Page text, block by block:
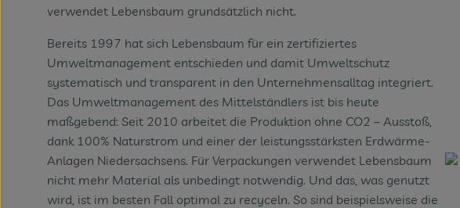
verwendet Lebensbaum grundsätzlich nicht.
Bereits 1997 hat sich Lebensbaum für ein zertifiziertes
Umweltmanagement entschieden und damit Umweltschutz
systematisch und transparent in den Unternehmensalltag integriert.
Das Umweltmanagement des Mittelständlers ist bis heute
maßgebend: Seit 2010 arbeitet die Produktion ohne CO2 – Ausstoß,
dank 100% Naturstrom und einer der leistungsstärksten Erdwärme-
Anlagen Niedersachsens. Für Verpackungen verwendet Lebensbaum
nicht mehr Material als unbedingt notwendig. Und das, was genutzt
wird, ist im besten Fall optimal zu recyceln. So sind beispielsweise die